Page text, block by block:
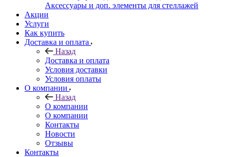
Аксессуары и доп. элементы для стеллажей
Акции
Услуги
Как купить
Доставка и оплата
Назад
Доставка и оплата
Условия доставки
Условия оплаты
О компании
Назад
О компании
О компании
Контакты
Новости
Отзывы
Контакты